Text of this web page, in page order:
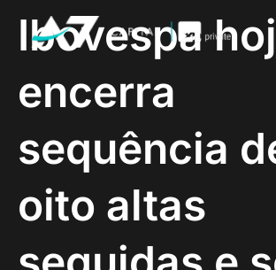
Ibovespa
encerra
sequência
oito altas